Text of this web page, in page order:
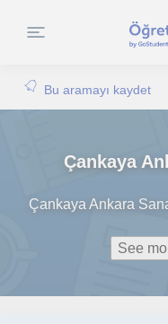
Bu aramayı kaydet
Çankaya
Çankaya Ankara
See